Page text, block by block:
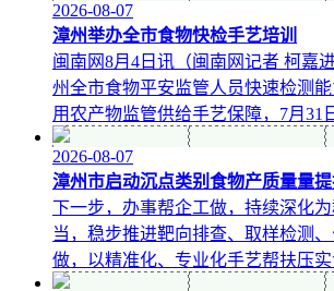
2026-08-07
漳州举办全市食物快检手艺培训
闽南网8月4日讯（闽南网记者 柯嘉
州全市食物平安监管人员快速检测
用农产物监管供给手艺保障，7月31
2026-08-07
漳州市启动沉点类别食物产质量量
下一步，办事帮企工做，持续深化
当，稳步推进靶向排查、取样检测
做，以精准化、专业化手艺帮扶压